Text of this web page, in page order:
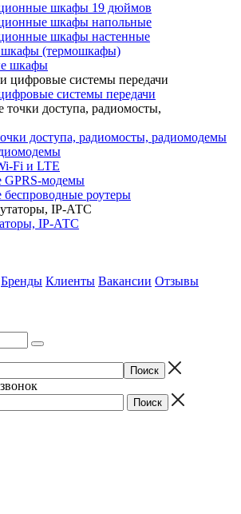
шкафы 19 дюймов
шкафы напольные
шкафы настенные
шкафы (термошкафы)
шкафы
системы передачи
доступа, радиомосты, радиомодемы
Fi и LTE
модемы
роутеры
IP-АТС
Бренды Клиенты Вакансии Отзывы